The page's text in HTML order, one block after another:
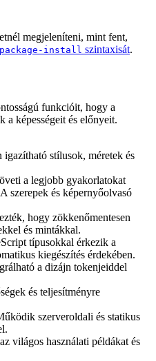
megjeleníteni, mint fent,
package-install szintaxisát.
funkcióit, hogy a
a képességeit és előnyeit.
stílusok, méretek és
a legjobb gyakorlatokat
szerepek és képernyőolvasó
hogy zökkenőmentesen
és mintákkal.
típusokkal érkezik a
kiegészítés érdekében.
a dizájn tokenjeiddel
és teljesítményre
szerveroldali és statikus
világos használati példákat és